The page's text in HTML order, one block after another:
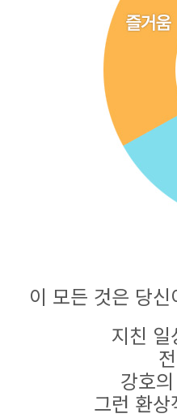
이 모든 것은 당
지친
강호
그런 환